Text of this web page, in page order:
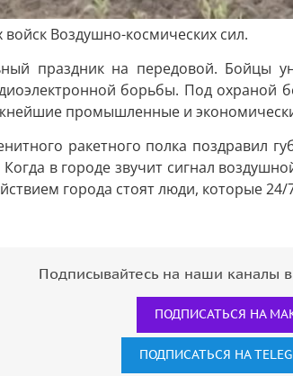
Воздушно-космических сил.
праздник на передовой. Бойцы
борьбы. Под охраной
промышленные и
ракетного полка поздравил
в городе звучит сигнал
города стоят люди, которые
Подписывайтесь на наши каналы
ПОДПИСАТЬСЯ НА
ПОДПИСАТЬСЯ НА